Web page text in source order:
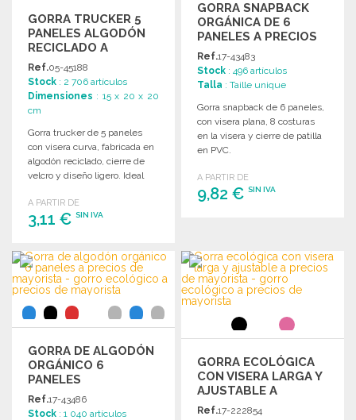
GORRA TRUCKER 5
PANELES ALGODÓN
RECICLADO A
PRECIOS DE
MAYORISTA
Ref.05-45188
Stock : 2 706 artículos
Dimensiones : 15 x 20 x 20
cm
Gorra trucker de 5 paneles
con visera curva, fabricada en
algodón reciclado, cierre de
velcro y diseño ligero. Ideal
A PARTIR DE
3,11 € SIN IVA
PEDIR
Solicitar un presupuesto
GORRA SNAPBACK
ORGÁNICA DE 6
PANELES A PRECIOS
DE MAYORISTA
Ref.17-43483
Stock : 496 artículos
Talla : Taille unique
Gorra snapback de 6 paneles,
con visera plana, 8 costuras
en la visera y cierre de patilla
en PVC.
A PARTIR DE
9,82 €SIN IVA
Solicitar un presupuesto
GORRA DE ALGODÓN
ORGÁNICO 6
PANELES
Ref.17-43486
Stock : 1 040 artículos
GORRA ECOLÓGICA
CON VISERA LARGA Y
AJUSTABLE A
PRECIOS DE
Ref.17-222854